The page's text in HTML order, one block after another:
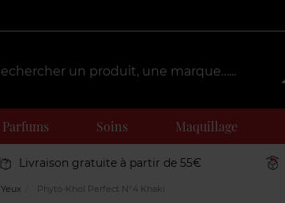
Parfums Soins Maquillage
Livraison gratuite à partir de 55€
Yeux Phyto-Khol Perfect N°4 Khaki